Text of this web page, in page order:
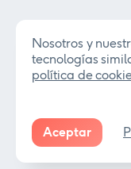
Nosotros y
tecnologías
política de
Aceptar